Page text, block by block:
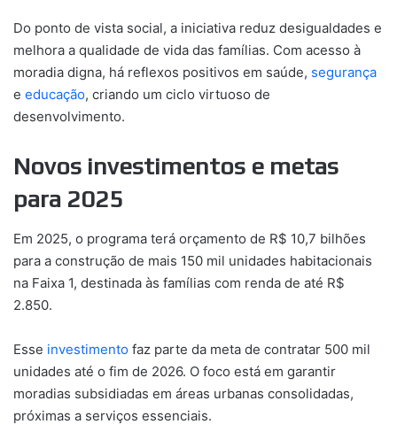
Do ponto de vista social, a iniciativa reduz desigualdades e
melhora a qualidade de vida das famílias. Com acesso à
moradia digna, há reflexos positivos em saúde, segurança
e educação, criando um ciclo virtuoso de
desenvolvimento.
Novos investimentos e metas
para 2025
Em 2025, o programa terá orçamento de R$ 10,7 bilhões
para a construção de mais 150 mil unidades habitacionais
na Faixa 1, destinada às famílias com renda de até R$
2.850.
Esse investimento faz parte da meta de contratar 500 mil
unidades até o fim de 2026. O foco está em garantir
moradias subsidiadas em áreas urbanas consolidadas,
próximas a serviços essenciais.